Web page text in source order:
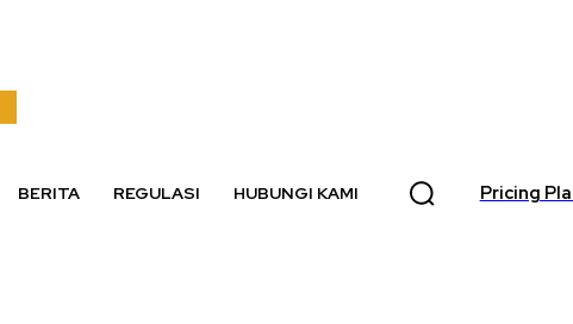
BERITA REGULASI HUBUNGI KAMI Pricing